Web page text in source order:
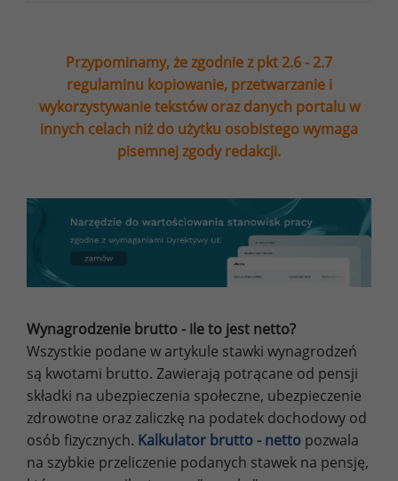
Przypominamy, że zgodnie z pkt 2.6 - 2.7
regulaminu kopiowanie, przetwarzanie i
wykorzystywanie tekstów oraz danych portalu w
innych celach niż do użytku osobistego wymaga
pisemnej zgody redakcji.
Wynagrodzenie brutto - ile to jest netto?
Wszystkie podane w artykule stawki wynagrodzeń
są kwotami brutto. Zawierają potrącane od pensji
składki na ubezpieczenia społeczne, ubezpieczenie
zdrowotne oraz zaliczkę na podatek dochodowy od
osób fizycznych. Kalkulator brutto - netto pozwala
na szybkie przeliczenie podanych stawek na pensję,